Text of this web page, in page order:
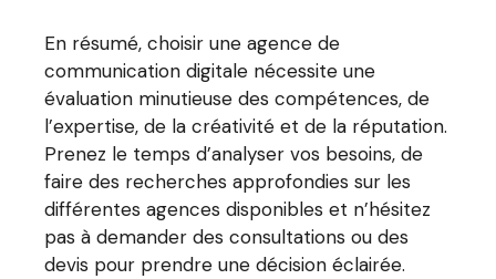
En résumé, choisir une agence de
communication digitale nécessite une
évaluation minutieuse des compétences, de
l’expertise, de la créativité et de la réputation.
Prenez le temps d’analyser vos besoins, de
faire des recherches approfondies sur les
différentes agences disponibles et n’hésitez
pas à demander des consultations ou des
devis pour prendre une décision éclairée.